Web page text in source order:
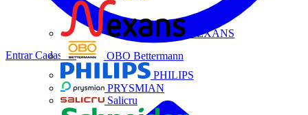
NEXANS
OBO Bettermann
PHILIPS
PRYSMIAN
Salicru
EntrarCadastrar